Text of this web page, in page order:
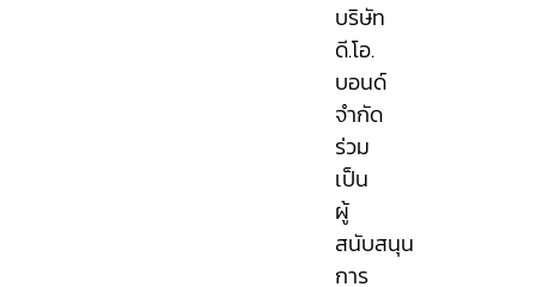
บริษัท
ดี.โอ.
บอนด์
จำกัด
ร่วม
เป็น
ผู้
สนับสนุน
การ